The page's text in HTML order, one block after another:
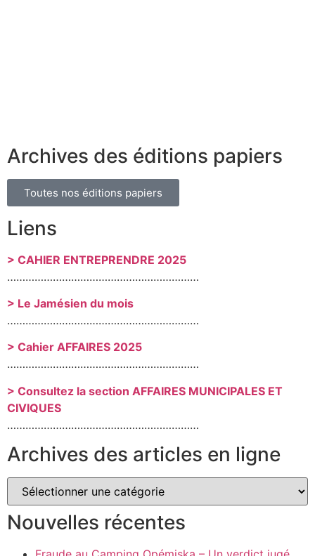
Archives des éditions papiers
Toutes nos éditions papiers
Liens
> CAHIER ENTREPRENDRE 2025
………………………………………………………
> Le Jamésien du mois
………………………………………………………
> Cahier AFFAIRES 2025
………………………………………………………
> Consultez la section AFFAIRES MUNICIPALES ET
CIVIQUES
………………………………………………………
Archives des articles en ligne
Nouvelles récentes